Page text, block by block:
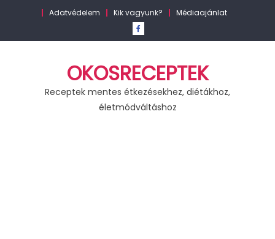
Adatvédelem Kik vagyunk? Médiaajánlat
OKOSRECEPTEK
Receptek mentes étkezésekhez, diétákhoz,
életmódváltáshoz